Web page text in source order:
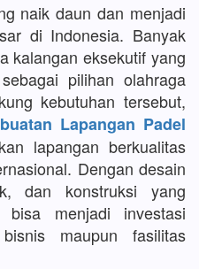
naik daun dan menjadi
di Indonesia. Banyak
kalangan eksekutif yang
pilihan olahraga
kebutuhan tersebut,
Lapangan Padel
lapangan berkualitas
Dengan desain
dan konstruksi yang
menjadi investasi
maupun fasilitas